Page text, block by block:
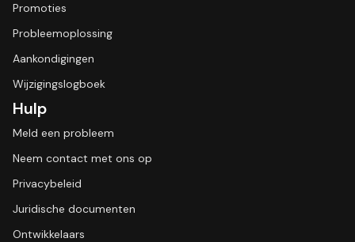
Promoties
Probleemoplossing
Aankondigingen
Wijzigingslogboek
Hulp
Meld een probleem
Neem contact met ons op
Privacybeleid
Juridische documenten
Ontwikkelaars